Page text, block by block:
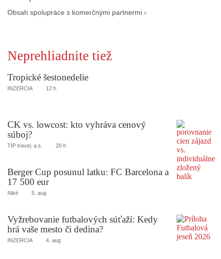
Obsah spolupráce s komerčnými partnermi ›
Neprehliadnite tiež
Tropické šestonedelie
INZERCIA 12 h
CK vs. lowcost: kto vyhráva cenový
súboj?
TIP travel, a.s. 20 h
Berger Cup posunul latku: FC Barcelona a
17 500 eur
Niké 5. aug
Vyžrebovanie futbalových súťaží: Kedy
hrá vaše mesto či dedina?
INZERCIA 4. aug